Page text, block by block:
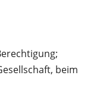
beim